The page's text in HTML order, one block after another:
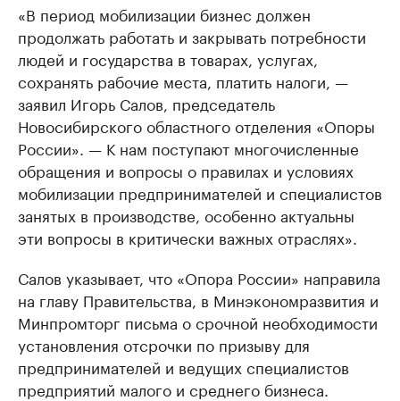
«В период мобилизации бизнес должен
продолжать работать и закрывать потребности
людей и государства в товарах, услугах,
сохранять рабочие места, платить налоги, —
заявил Игорь Салов, председатель
Новосибирского областного отделения «Опоры
России». — К нам поступают многочисленные
обращения и вопросы о правилах и условиях
мобилизации предпринимателей и специалистов
занятых в производстве, особенно актуальны
эти вопросы в критически важных отраслях».
Салов указывает, что «Опора России» направила
на главу Правительства, в Минэкономразвития и
Минпромторг письма о срочной необходимости
установления отсрочки по призыву для
предпринимателей и ведущих специалистов
предприятий малого и среднего бизнеса.